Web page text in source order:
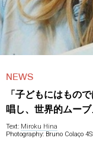
NEWS
「子どもにはもの
唱し、世界的ムー
Text: Miroku Hina
Photography: Bruno Colaço